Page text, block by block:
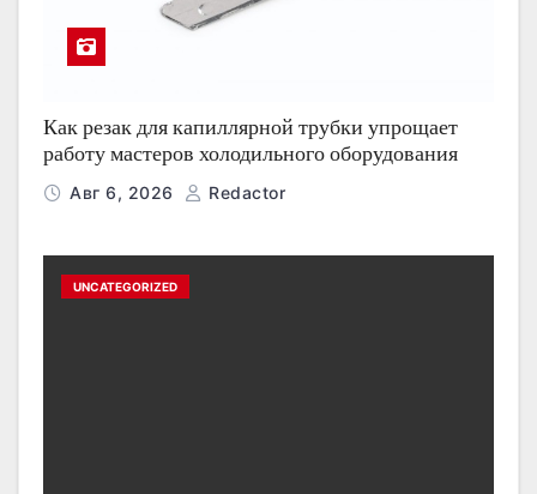
Как резак для капиллярной трубки упрощает
работу мастеров холодильного оборудования
Авг 6, 2026 Redactor
UNCATEGORIZED